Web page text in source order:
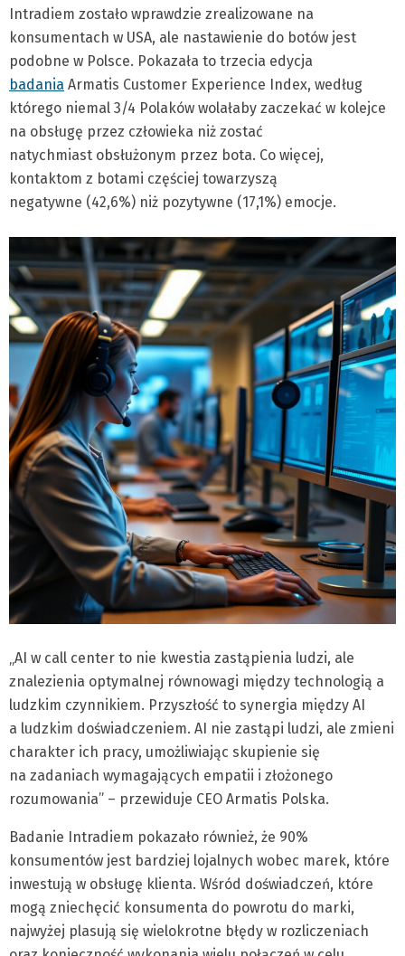
Intradiem zostało wprawdzie zrealizowane na
konsumentach w USA, ale nastawienie do botów jest
podobne w Polsce. Pokazała to trzecia edycja
badania Armatis Customer Experience Index, według
którego niemal 3/4 Polaków wolałaby zaczekać w kolejce
na obsługę przez człowieka niż zostać
natychmiast obsłużonym przez bota. Co więcej,
kontaktom z botami częściej towarzyszą
negatywne (42,6%) niż pozytywne (17,1%) emocje.
„AI w call center to nie kwestia zastąpienia ludzi, ale
znalezienia optymalnej równowagi między technologią a
ludzkim czynnikiem. Przyszłość to synergia między AI
a ludzkim doświadczeniem. AI nie zastąpi ludzi, ale zmieni
charakter ich pracy, umożliwiając skupienie się
na zadaniach wymagających empatii i złożonego
rozumowania” – przewiduje CEO Armatis Polska.
Badanie Intradiem pokazało również, że 90%
konsumentów jest bardziej lojalnych wobec marek, które
inwestują w obsługę klienta. Wśród doświadczeń, które
mogą zniechęcić konsumenta do powrotu do marki,
najwyżej plasują się wielokrotne błędy w rozliczeniach